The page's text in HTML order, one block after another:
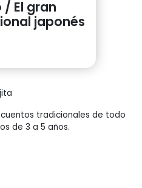
El gran
japonés
tradicionales de todo
de 3 a 5 años.